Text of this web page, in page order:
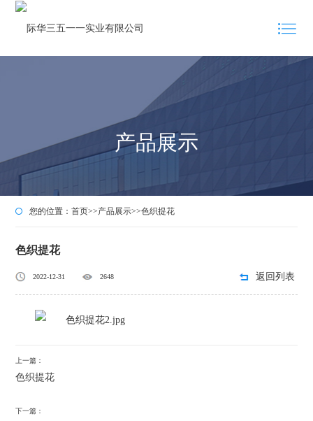
产品展示
您的位置：首页>>产品展示>>色织提花
色织提花
2022-12-31 2648 返回列表
上一篇：
色织提花
下一篇：